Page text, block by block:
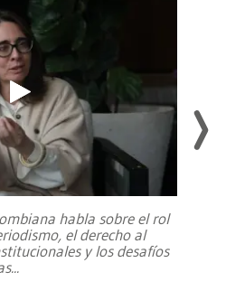
habla sobre el rol
el derecho al
y los desafíos
...